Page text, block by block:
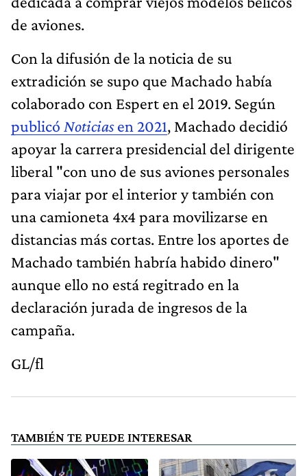
de aviones.
Con la difusión de la noticia de su
extradición se supo que Machado había
colaborado con Espert en el 2019. Según
publicó Noticiasen 2021, Machado decidió
apoyar la carrera presidencial del dirigente
liberal "con uno de sus aviones personales
para viajar por el interior y también con
una camioneta 4x4 para movilizarse en
distancias más cortas. Entre los aportes de
Machado también habría habido dinero"
aunque ello no está regitrado en la
declaración jurada de ingresos de la
campaña.
GL/fl
TAMBIÉN TE PUEDE INTERESAR